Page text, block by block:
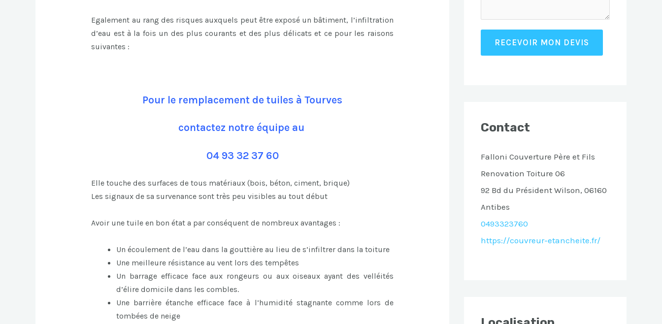
Egalement au rang des risques auxquels peut être exposé un bâtiment, l’infiltration
d’eau est à la fois un des plus courants et des plus délicats et ce pour les raisons
suivantes :
Pour le remplacement de tuiles à Tourves
contactez notre équipe au
04 93 32 37 60
Elle touche des surfaces de tous matériaux (bois, béton, ciment, brique)
Les signaux de sa survenance sont très peu visibles au tout début
Avoir une tuile en bon état a par conséquent de nombreux avantages :
Un écoulement de l’eau dans la gouttière au lieu de s’infiltrer dans la toiture
Une meilleure résistance au vent lors des tempêtes
Un barrage efficace face aux rongeurs ou aux oiseaux ayant des velléités
d’élire domicile dans les combles.
Une barrière étanche efficace face à l’humidité stagnante comme lors de
tombées de neige
RECEVOIR MON DEVIS
Contact
Falloni Couverture Père et Fils
Renovation Toiture 06
92 Bd du Président Wilson, 06160
Antibes
0493323760
https://couvreur-etancheite.fr/